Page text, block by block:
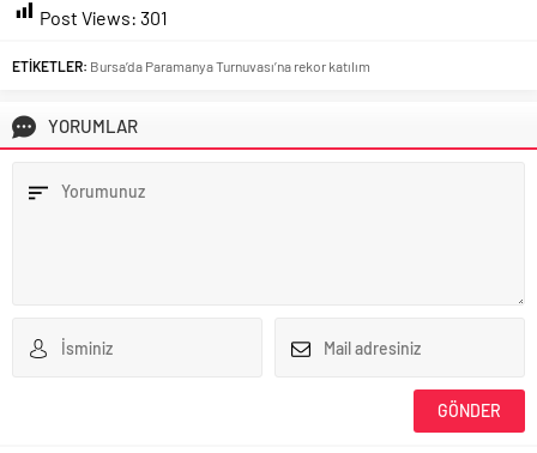
Post Views: 301
ETİKETLER: Bursa’da Paramanya Turnuvası’na rekor katılım
YORUMLAR